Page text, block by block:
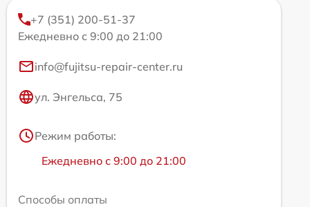
+7 (351) 200-51-37
Ежедневно с 9:00 до 21:00
info@fujitsu-repair-center.ru
ул. Энгельса, 75
Режим работы:
Ежедневно с 9:00 до 21:00
Способы оплаты